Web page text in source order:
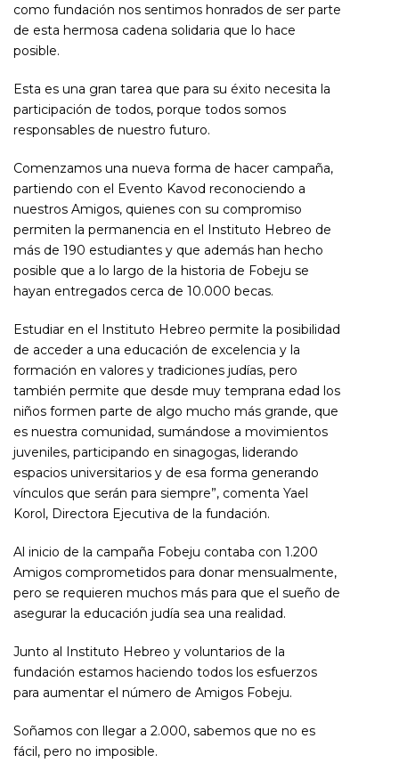
como fundación nos sentimos honrados de ser parte
de esta hermosa cadena solidaria que lo hace
posible.
Esta es una gran tarea que para su éxito necesita la
participación de todos, porque todos somos
responsables de nuestro futuro.
Comenzamos una nueva forma de hacer campaña,
partiendo con el Evento Kavod reconociendo a
nuestros Amigos, quienes con su compromiso
permiten la permanencia en el Instituto Hebreo de
más de 190 estudiantes y que además han hecho
posible que a lo largo de la historia de Fobeju se
hayan entregados cerca de 10.000 becas.
Estudiar en el Instituto Hebreo permite la posibilidad
de acceder a una educación de excelencia y la
formación en valores y tradiciones judías, pero
también permite que desde muy temprana edad los
niños formen parte de algo mucho más grande, que
es nuestra comunidad, sumándose a movimientos
juveniles, participando en sinagogas, liderando
espacios universitarios y de esa forma generando
vínculos que serán para siempre”, comenta Yael
Korol, Directora Ejecutiva de la fundación.
Al inicio de la campaña Fobeju contaba con 1.200
Amigos comprometidos para donar mensualmente,
pero se requieren muchos más para que el sueño de
asegurar la educación judía sea una realidad.
Junto al Instituto Hebreo y voluntarios de la
fundación estamos haciendo todos los esfuerzos
para aumentar el número de Amigos Fobeju.
Soñamos con llegar a 2.000, sabemos que no es
fácil, pero no imposible.